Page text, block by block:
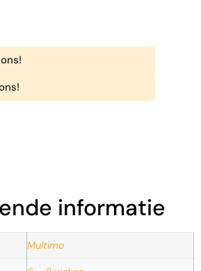
informatie
Multimo